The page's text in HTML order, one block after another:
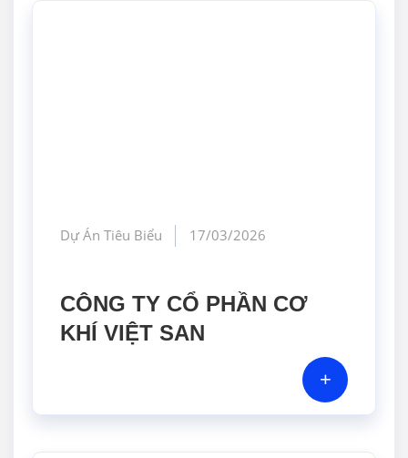
Dự Án Tiêu Biểu 17/03/2026
CÔNG TY CỔ PHẦN CƠ
KHÍ VIỆT SAN
+